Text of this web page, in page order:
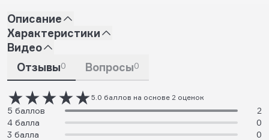
Описание
Характеристики
Видео
Отзывы0 Вопросы0
5.0 баллов на основе 2 оценок
5 баллов
2
4 балла
0
3 балла
0